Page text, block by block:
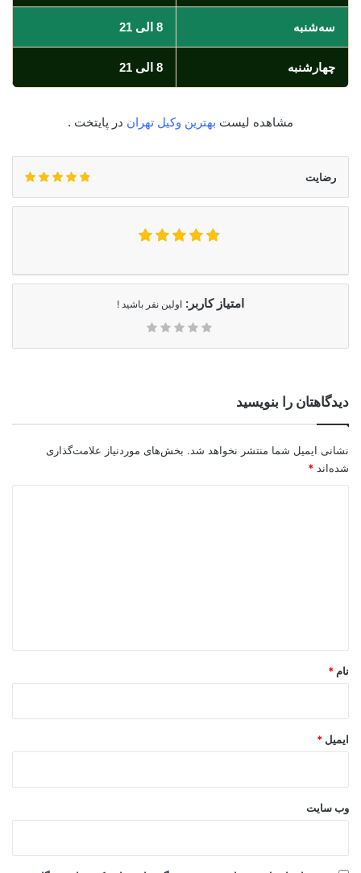
سه‌شنبه 8 الی 21
چهارشنبه 8 الی 21
مشاهده لیست بهترین وکیل تهران در پایتخت .
رضایت
امتیاز کاربر: اولین نفر باشید !
دیدگاهتان را بنویسید
نشانی ایمیل شما منتشر نخواهد شد. بخش‌های موردنیاز علامت‌گذاری
شده‌اند *
نام *
ایمیل *
وب‌ سایت